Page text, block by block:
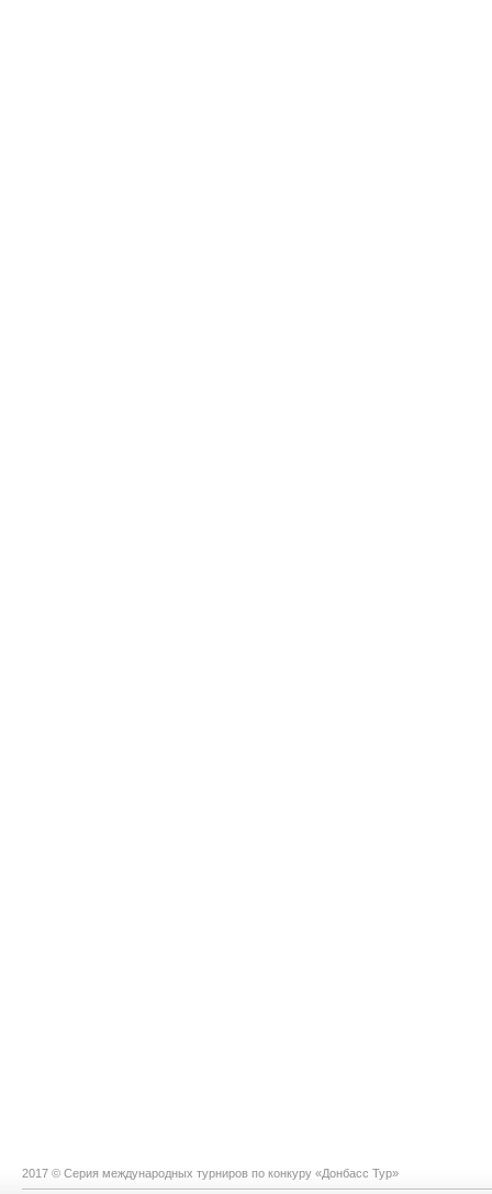
2017 © Серия международных турниров по конкуру «Донбасс Тур»